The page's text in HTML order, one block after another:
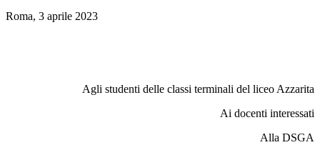
Roma, 3 aprile 2023
Agli studenti delle classi terminali del liceo Azzarita
Ai docenti interessati
Alla DSGA